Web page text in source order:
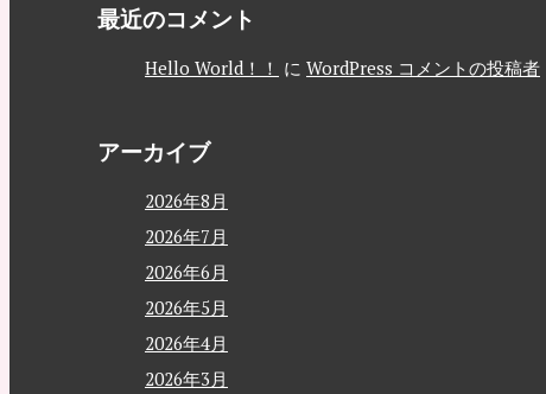
最近のコメント
Hello World！！ に WordPress コメントの投稿者
アーカイブ
2026年8月
2026年7月
2026年6月
2026年5月
2026年4月
2026年3月